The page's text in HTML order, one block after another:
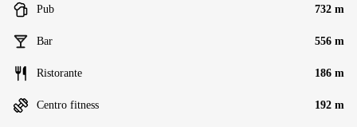
Pub 732 m
Bar 556 m
Ristorante 186 m
Centro fitness 192 m